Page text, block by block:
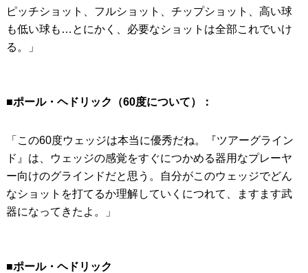
ピッチショット、フルショット、チップショット、高い球
も低い球も…とにかく、必要なショットは全部これでいけ
る。」
■ポール・ヘドリック（60度について）：
「この60度ウェッジは本当に優秀だね。『ツアーグライン
ド』は、ウェッジの感覚をすぐにつかめる器用なプレーヤ
ー向けのグラインドだと思う。自分がこのウェッジでどん
なショットを打てるか理解していくにつれて、ますます武
器になってきたよ。」
■ポール・ヘドリック